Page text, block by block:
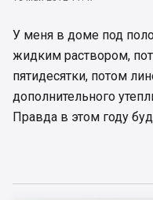
У меня в доме под
жидким раствором,
пятидесятки, потом
дополнительного
Правда в этом году